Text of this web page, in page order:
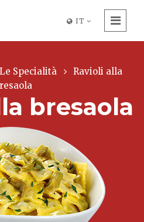
IT
Le Specialità
Ravioli alla
bresaola